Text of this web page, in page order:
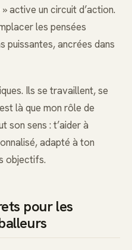
active un circuit d’action.
les pensées
puissantes, ancrées dans
Ils se travaillent, se
là que mon rôle de
son sens : t’aider à
adapté à ton
objectifs.
pour les